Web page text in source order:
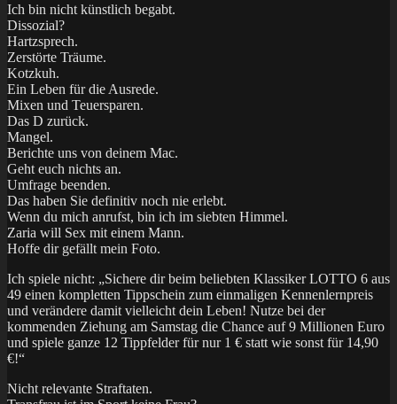
Ich bin nicht künstlich begabt.
Dissozial?
Hartzsprech.
Zerstörte Träume.
Kotzkuh.
Ein Leben für die Ausrede.
Mixen und Teuersparen.
Das D zurück.
Mangel.
Berichte uns von deinem Mac.
Geht euch nichts an.
Umfrage beenden.
Das haben Sie definitiv noch nie erlebt.
Wenn du mich anrufst, bin ich im siebten Himmel.
Zaria will Sex mit einem Mann.
Hoffe dir gefällt mein Foto.
Ich spiele nicht: „Sichere dir beim beliebten Klassiker LOTTO 6 aus
49 einen kompletten Tippschein zum einmaligen Kennen­lern­preis
und verändere damit vielleicht dein Leben! Nutze bei der
kommenden Ziehung am Samstag die Chance auf 9 Millionen Euro
und spiele ganze 12 Tippfelder für nur 1 € statt wie sonst für 14,90
€!“
Nicht relevante Straftaten.